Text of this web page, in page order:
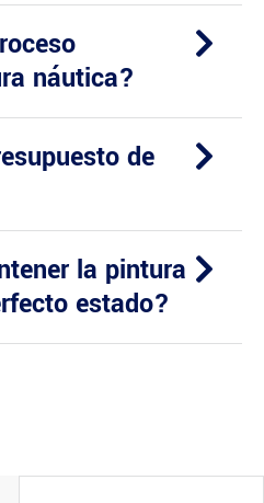
náutica?
de
la pintura
estado?